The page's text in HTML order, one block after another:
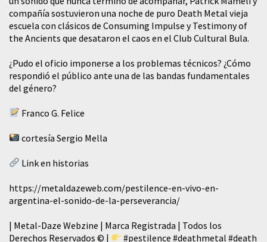
compañía sostuvieron una noche de puro Death Metal vieja
escuela con clásicos de Consuming Impulse y Testimony of
the Ancients que desataron el caos en el Club Cultural Bula.
¿Pudo el oficio imponerse a los problemas técnicos? ¿Cómo
respondió el público ante una de las bandas fundamentales
del género?
Franco G. Felice
cortesía Sergio Mella
Link en historias
https://metaldazeweb.com/pestilence-en-vivo-en-
argentina-el-sonido-de-la-perseverancia/
| Metal-Daze Webzine | Marca Registrada | Todos los
Derechos Reservados © |
#pestilence #deathmetal #death